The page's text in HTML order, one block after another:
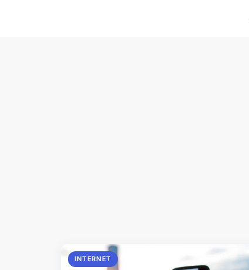
INTERNET